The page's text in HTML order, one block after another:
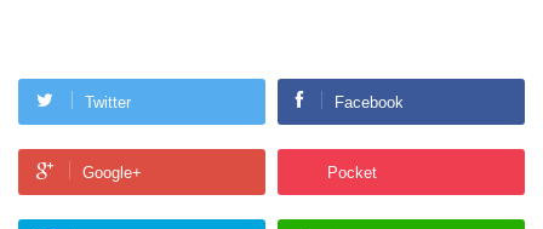
Twitter Facebook
Google+ Pocket